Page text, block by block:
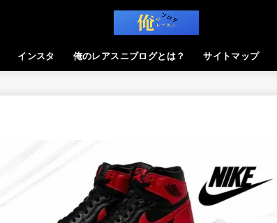
インスタ 俺のレアスニブログとは？ サイトマップ